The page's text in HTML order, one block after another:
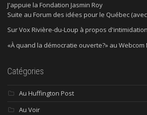
J'appuie la Fondation Jasmin Roy
Suite au Forum des idées pour le Québec
Sur Vox Rivière-du-Loup à propos d'intimidation
«À quand la démocratie ouverte?» au Webcom
Catégories
Au Huffington Post
Au Voir